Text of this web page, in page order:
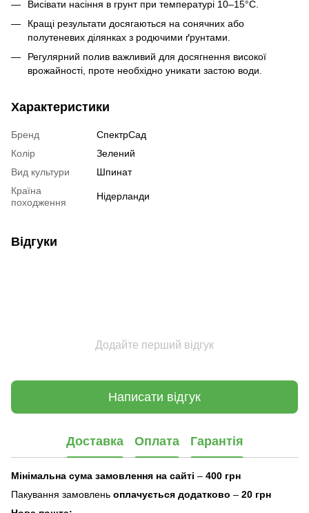
Висівати насіння в грунт при температурі 10–15°C.
Кращі результати досягаються на сонячних або
полутеневих ділянках з родючими ґрунтами.
Регулярний полив важливий для досягнення високої
врожайності, проте необхідно уникати застою води.
Характеристики
Бренд
СпектрСад
Колір
Зелений
Вид культури
Шпинат
Країна
походження
Нідерланди
Відгуки
Додайте перший відгук
Написати відгук
Доставка Оплата Гарантія
Мінімальна сума замовлення на сайті – 400 грн
Пакування замовлень оплачується додатково – 20 грн